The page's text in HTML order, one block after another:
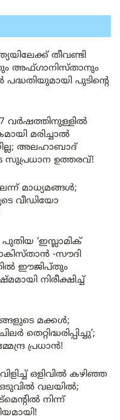
തീവണ്ടി
അഫ്ഗാനിസ്താനും
പുടിന്റെ
വർഷത്തിനുള്ളിൽ
മരിച്ചാൽ
അലഹാബാദ്
ഉത്തരവ്!
മാധ്യമങ്ങൾ;
വീഡിയോ
‘ഇസ്ലാമിക്
-സൗദി
ഈജിപ്തും
നിരീക്ഷിച്ച്
മക്കൾ;
തെറ്റിദ്ധരിപ്പിച്ചു’;
പ്രധാൻ!
ഒളിവിൽ കഴിഞ്ഞ
വലയിൽ;
നിന്ന്